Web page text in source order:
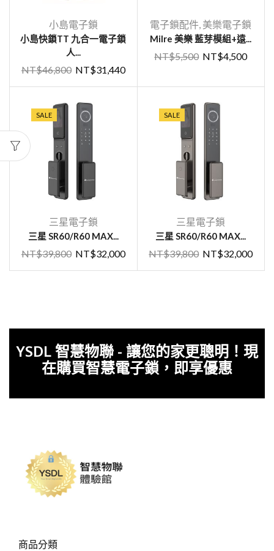
小島電子鎖
小島快鎖TT 九合一電子鎖
人...
NT$46,800 NT$31,440
電子鎖配件 美樂電子鎖
Milre 美樂 藍芽模組+遠...
NT$5,500 NT$4,500
SALE
三星電子鎖
三星 SR60/R60 MAX...
NT$39,800 NT$32,000
SALE
三星電子鎖
三星 SR60/R60 MAX...
NT$39,800 NT$32,000
YSDL 智慧物聯 - 讓您的家更聰明！現
在購買智慧電子鎖，即享優惠
商品分類